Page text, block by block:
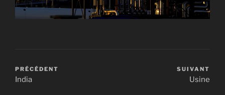
PRÉCÉDENT
India
SUIVANT
Usine